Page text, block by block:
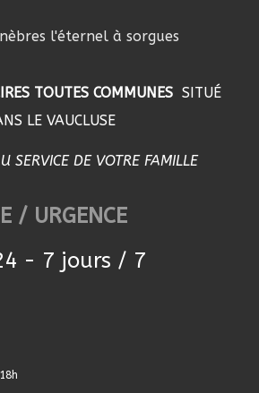
TOUTES COMMUNES SITUÉ
LE VAUCLUSE
SERVICE DE VOTRE FAMILLE
/ URGENCE
- 7 jours / 7